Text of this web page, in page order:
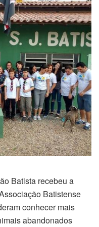
Batista recebeu a
Batistense
conhecer mais
abandonados